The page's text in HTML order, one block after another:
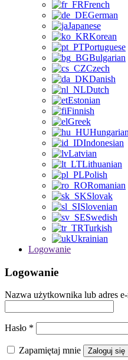
French
German
Japanese
Korean
Portuguese
Bulgarian
Czech
Danish
Dutch
Estonian
Finnish
Greek
Hungarian
Indonesian
Latvian
Lithuanian
Polish
Romanian
Slovak
Slovenian
Swedish
Turkish
Ukrainian
Logowanie
Logowanie
Nazwa użytkownika lub adres
Hasło *
Zapamiętaj mnie Zaloguj się